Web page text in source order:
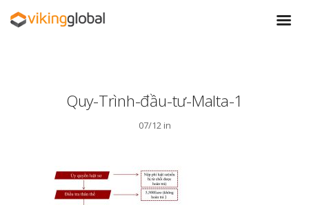
Quy-Trình-đầu-tư-Malta-1
07/12 in